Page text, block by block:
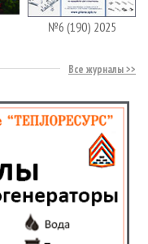
№6 (190) 2025
Все журналы